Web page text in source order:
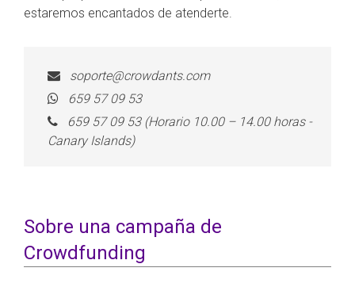
estaremos encantados de atenderte.
soporte@crowdants.com
659 57 09 53
659 57 09 53 (Horario 10.00 – 14.00 horas -
Canary Islands)
Sobre una campaña de
Crowdfunding